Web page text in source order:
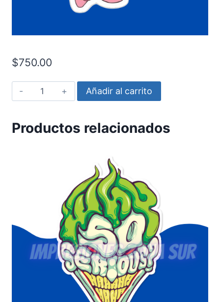
$750.00
Daisy
Donald
Añadir al carrito
Productos relacionados